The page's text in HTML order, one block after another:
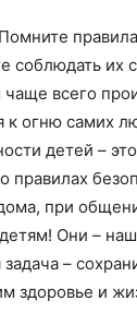
соблюдать их
всего
к огню самих
детей –
правилах
при
Они –
–
здоровье и